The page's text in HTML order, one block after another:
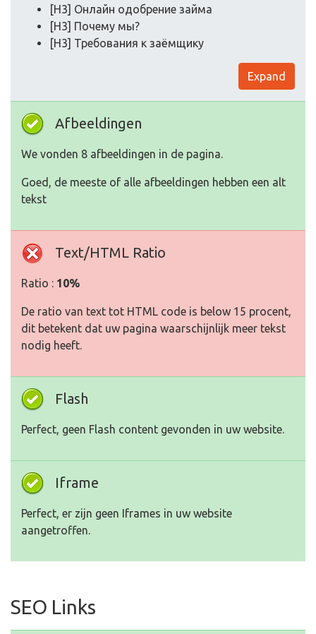
[H3] Онлайн одобрение займа
[H3] Почему мы?
[H3] Требования к заёмщику
Expand
Afbeeldingen
We vonden 8 afbeeldingen in de pagina.
Goed, de meeste of alle afbeeldingen hebben een alt
tekst
Text/HTML Ratio
Ratio : 10%
De ratio van text tot HTML code is below 15 procent,
dit betekent dat uw pagina waarschijnlijk meer tekst
nodig heeft.
Flash
Perfect, geen Flash content gevonden in uw website.
Iframe
Perfect, er zijn geen Iframes in uw website
aangetroffen.
SEO Links